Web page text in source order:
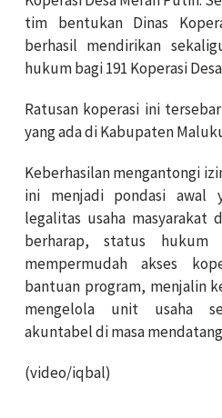
tim bentukan Dinas
berhasil mendirikan
hukum bagi 191 Koperasi
Ratusan koperasi ini
yang ada di Kabupaten
Keberhasilan mengantongi
ini menjadi pondasi awal
legalitas usaha masyarakat
berharap, status
mempermudah akses
bantuan program, menjalin
mengelola unit usaha
akuntabel di masa
(video/iqbal)